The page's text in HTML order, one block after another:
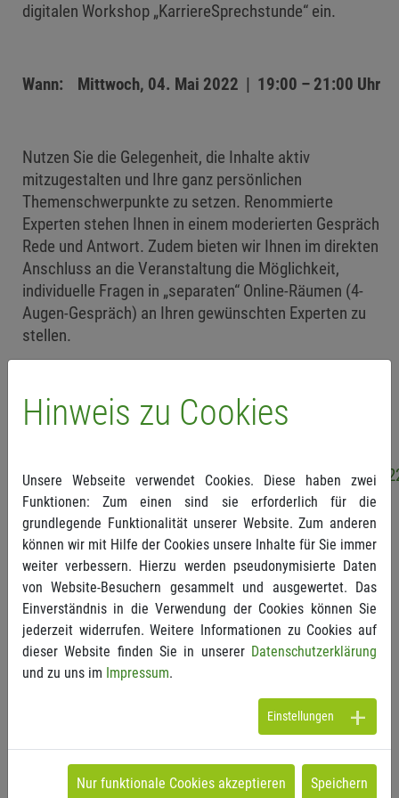
digitalen Workshop „KarriereSprechstunde“ ein.
Wann: Mittwoch, 04. Mai 2022 | 19:00 – 21:00 Uhr
Nutzen Sie die Gelegenheit, die Inhalte aktiv
mitzugestalten und Ihre ganz persönlichen
Themenschwerpunkte zu setzen. Renommierte
Experten stehen Ihnen in einem moderierten Gespräch
Rede und Antwort. Zudem bieten wir Ihnen im direkten
Anschluss an die Veranstaltung die Möglichkeit,
individuelle Fragen in „separaten“ Online-Räumen (4-
Augen-Gespräch) an Ihren gewünschten Experten zu
stellen.
kostenlos. Gerne können Sie auch interessierte
Kolleginnen und Kollegen mitbringen. Melden Sie sich
https://attendee.gototraining.com/r/
Damit wir einen möglichst hohen Informationswert für
Sie sicherstellen können, lassen Sie uns gerne Ihre
Fragen vorab über das Online-Anmeldeformular
zukommen. Aufgrund der begrenzten Teilnehmerzahl
bitten wir Sie um eine verbindliche Zusage.
Wir freuen uns auf Sie. Getreu unserem Motto: Erfolg
gestalten. Gemeinsam.
Nach der Anmeldung erhalten Sie eine Bestätigungs-E-
Mail mit weiteren Informationen zur Teilnahme.
Hinweis zu Cookies
Unsere Webseite verwendet Cookies. Diese haben zwei
Funktionen: Zum einen sind sie erforderlich für die
grundlegende Funktionalität unserer Website. Zum anderen
können wir mit Hilfe der Cookies unsere Inhalte für Sie immer
weiter verbessern. Hierzu werden pseudonymisierte Daten
von Website-Besuchern gesammelt und ausgewertet. Das
Einverständnis in die Verwendung der Cookies können Sie
jederzeit widerrufen. Weitere Informationen zu Cookies auf
dieser Website finden Sie in unserer Datenschutzerklärung
und zu uns im Impressum.
Einstellungen
Nur funktionale Cookies akzeptieren Speichern